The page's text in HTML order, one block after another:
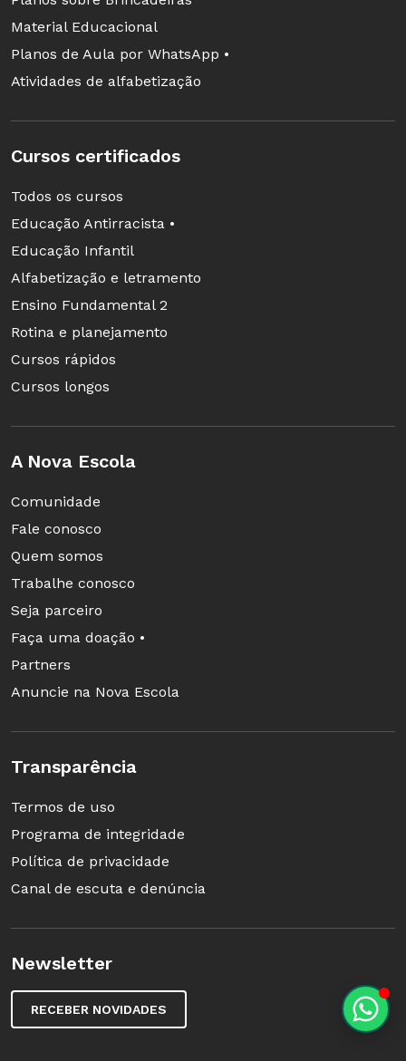
Material Educacional
Planos de Aula por WhatsApp •
Atividades de alfabetização
Cursos certificados
Todos os cursos
Educação Antirracista •
Educação Infantil
Alfabetização e letramento
Ensino Fundamental 2
Rotina e planejamento
Cursos rápidos
Cursos longos
A Nova Escola
Comunidade
Fale conosco
Quem somos
Trabalhe conosco
Seja parceiro
Faça uma doação •
Partners
Anuncie na Nova Escola
Transparência
Termos de uso
Programa de integridade
Política de privacidade
Canal de escuta e denúncia
Newsletter
RECEBER NOVIDADES